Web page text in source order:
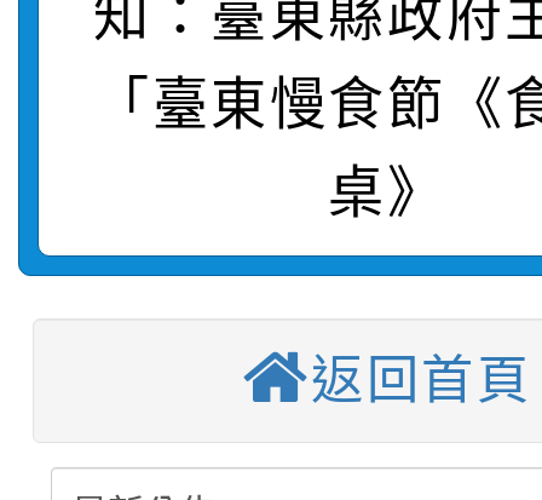
動辦法」
轉知臺中市政府政風處
城市手牽手，綠能透明
畫影片一案
轉知：「115學年度全
劇比賽實施要點」及修
表
【選舉公告】本校115
評審委員會」及「教師
員會」之票選委員選舉
【甄選結果(第13招)】
學年度第1學期第7次
結果(第13招)
【甄選結果(第5招)】
學年度第1學期第9次代
【甄選結果(第4招)】
知：臺東縣政府
「臺東慢食節《
桌》
返回首頁